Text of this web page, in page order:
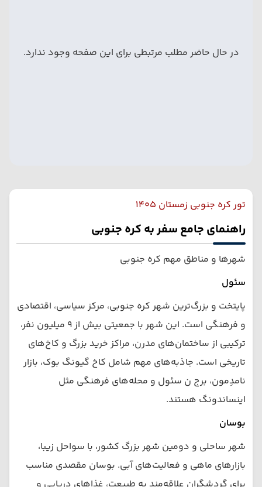
در حال حاضر مطلب مرتبطی برای این صفحه وجود ندارد.
تور کره جنوبی زمستان 1405
راهنمای جامع سفر به کره جنوبی
شهرها و مناطق مهم کره جنوبی
سئول
پایتخت و بزرگ‌ترین شهر کره جنوبی، مرکز سیاسی، اقتصادی
و فرهنگی است. این شهر با جمعیتی بیش از ۹ میلیون نفر،
ترکیبی از ساختمان‌های مدرن، مراکز خرید بزرگ و کاخ‌های
تاریخی است. جاذبه‌های مهم شامل کاخ گیونگ بوک، بازار
نامدِمون، برج ن سئول و محله‌های فرهنگی مثل
اینساندونگ هستند.
بوسان
شهر ساحلی و دومین شهر بزرگ کشور، با سواحل زیبا،
بازارهای ماهی و فعالیت‌های آبی. بوسان مقصدی مناسب